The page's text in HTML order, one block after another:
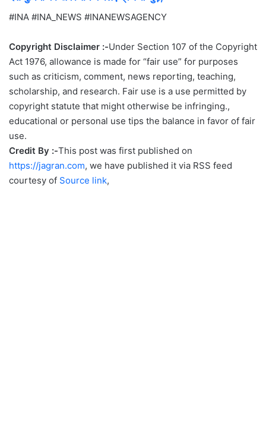
#INA #INA_NEWS #INANEWSAGENCY
Copyright Disclaimer :-Under Section 107 of the Copyright
Act 1976, allowance is made for “fair use” for purposes
such as criticism, comment, news reporting, teaching,
scholarship, and research. Fair use is a use permitted by
copyright statute that might otherwise be infringing.,
educational or personal use tips the balance in favor of fair
use.
Credit By :-This post was first published on
https://jagran.com, we have published it via RSS feed
courtesy of Source link,